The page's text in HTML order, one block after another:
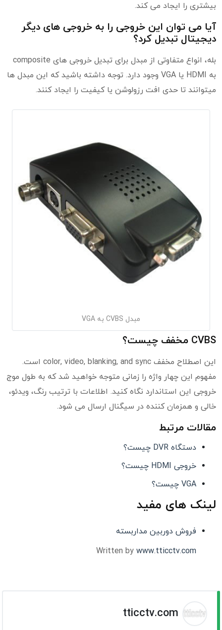
بیشتری را ایجاد می کند.
آیا می توان این خروجی را به خروجی های دیگر
دیجیتال تبدیل کرد؟
بله، انواع متفاوتی از مبدل برای تبدیل خروجی های composite
به HDMI یا VGA وجود دارد. توجه داشته باشید که این مبدل ها
میتوانند تا حدی افت رزولوشن یا کیفیت را ایجاد کنند.
مبدل CVBS به VGA
CVBS مخفف چیست؟
این اصطلاح مخفف color, video, blanking, and sync است.
مفهوم این چهار واژه را زمانی متوجه خواهید شد که به طول موج
خروجی این استاندارد نگاه کنید. اطلاعات با ترتیب رنگ، ویدئو،
خالی و همزمان کننده در سیگنال ارسال می شود.
مقالات مرتبط
دستگاه DVR چیست؟
خروجی HDMI چیست؟
VGA چیست؟
لینک های مفید
فروش دوربین مداربسته
Written by www.tticctv.com
tticctv.com